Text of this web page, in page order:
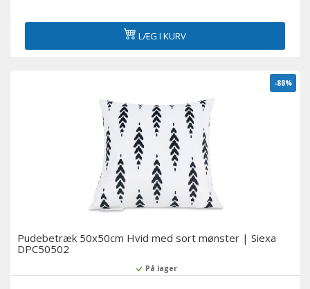
LÆG I KURV
-88%
Pudebetræk 50x50cm Hvid med sort mønster | Siexa
DPC50502
På lager